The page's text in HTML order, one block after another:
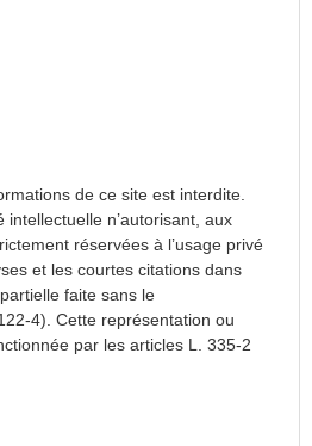
de ce site est interdite.
n’autorisant, aux
réservées à l’usage privé
et les courtes citations dans
faite sans le
4). Cette représentation ou
par les articles L. 335-2